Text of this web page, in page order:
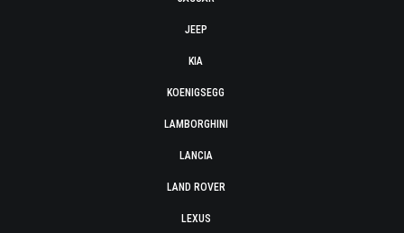
JEEP
KIA
KOENIGSEGG
LAMBORGHINI
LANCIA
LAND ROVER
LEXUS